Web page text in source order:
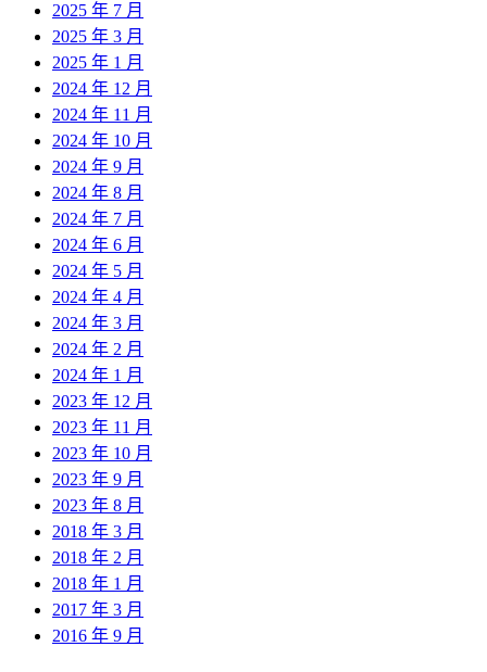
2025 年 7 月
2025 年 3 月
2025 年 1 月
2024 年 12 月
2024 年 11 月
2024 年 10 月
2024 年 9 月
2024 年 8 月
2024 年 7 月
2024 年 6 月
2024 年 5 月
2024 年 4 月
2024 年 3 月
2024 年 2 月
2024 年 1 月
2023 年 12 月
2023 年 11 月
2023 年 10 月
2023 年 9 月
2023 年 8 月
2018 年 3 月
2018 年 2 月
2018 年 1 月
2017 年 3 月
2016 年 9 月